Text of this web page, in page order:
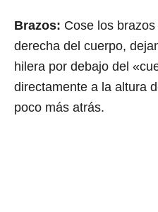
Brazos: Cose los
derecha del cuerpo,
hilera por debajo del
directamente a la altura
poco más atrás.